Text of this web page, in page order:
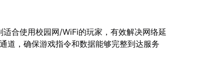
合使用校园网/WiFi的玩家，有效解决网络延
道，确保游戏指令和数据能够完整到达服务